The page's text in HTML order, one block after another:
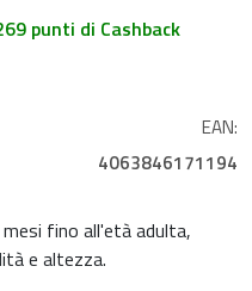
punti di Cashback
EAN:
4063846171194
fino all'età adulta,
e altezza.